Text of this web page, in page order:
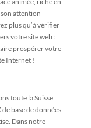
attention
plus qu’à vérifier
votre site web :
prospérer votre
Internet !
toute la Suisse
de base de données
Dans notre